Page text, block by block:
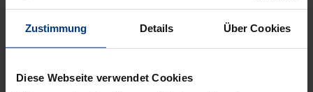
Zustimmung Details Über Cookies
Diese Webseite verwendet Cookies
Mit dem zweiten Band des „Norddeutschen
Sprachatlas“ (NOSA 2) wird eine aktuelle
dem Gebiet der heutigen Bundesrepublik